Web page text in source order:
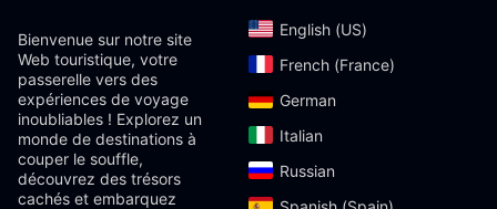
Bienvenue sur notre site
Web touristique, votre
passerelle vers des
expériences de voyage
inoubliables ! Explorez un
monde de destinations à
couper le souffle,
découvrez des trésors
cachés et embarquez
English (US)‎
French (France)‎
German‎
Italian‎
Russian‎